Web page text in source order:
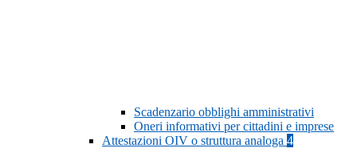
Scadenzario obblighi amministrativi
Oneri informativi per cittadini e imprese
Attestazioni OIV o struttura analoga 4